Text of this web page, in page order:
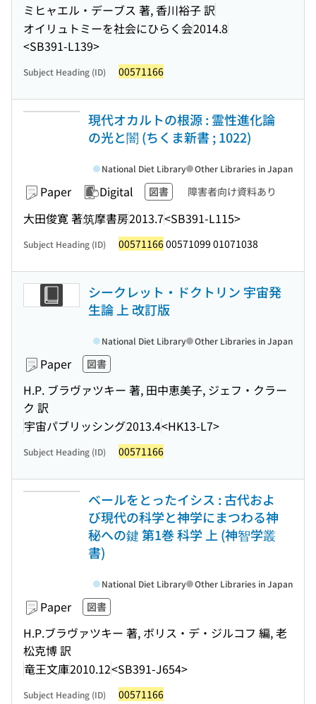
ミヒャエル・デーブス 著, 香川裕子 訳
オイリュトミーを社会にひらく会2014.8
<SB391-L139>
Subject Heading (ID) 00571166
現代オカルトの根源 : 霊性進化論
の光と闇 (ちくま新書 ; 1022)
Paper Digital 図書 障害者向け資料あり
大田俊寛 著筑摩書房2013.7<SB391-L115>
National Diet Library Other Libraries in Japan
Subject Heading (ID) 0057116600571099 01071038
シークレット・ドクトリン 宇宙発
生論 上 改訂版
Paper 図書
H.P. ブラヴァツキー 著, 田中恵美子, ジェフ・クラー
ク 訳
宇宙パブリッシング2013.4<HK13-L7>
National Diet Library Other Libraries in Japan
Subject Heading (ID) 00571166
ベールをとったイシス : 古代およ
び現代の科学と神学にまつわる神
秘への鍵 第1巻 科学 上 (神智学叢
書)
Paper 図書
H.P.ブラヴァツキー 著, ボリス・デ・ジルコフ 編, 老
松克博 訳
竜王文庫2010.12<SB391-J654>
National Diet Library Other Libraries in Japan
Subject Heading (ID) 00571166